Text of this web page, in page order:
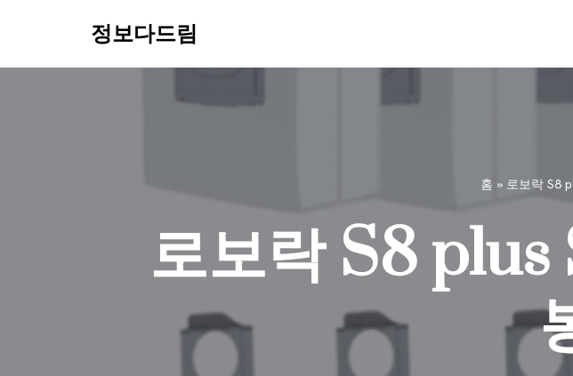
정보다드림
홈 » 로보락 S8
로보락 S8